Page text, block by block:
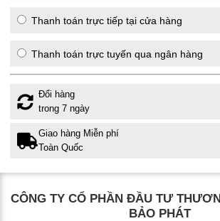
Thanh toán trực tiếp tại cửa hàng
Thanh toán trực tuyến qua ngân hàng
Đổi hàng
trong 7 ngày
Giao hàng Miễn phí
Toàn Quốc
CÔNG TY CỔ PHẦN ĐẦU TƯ
BẢO PHÁT